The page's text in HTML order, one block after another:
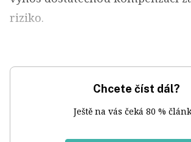
riziko.
Chcete číst dál?
Ještě na vás čeká 80 %